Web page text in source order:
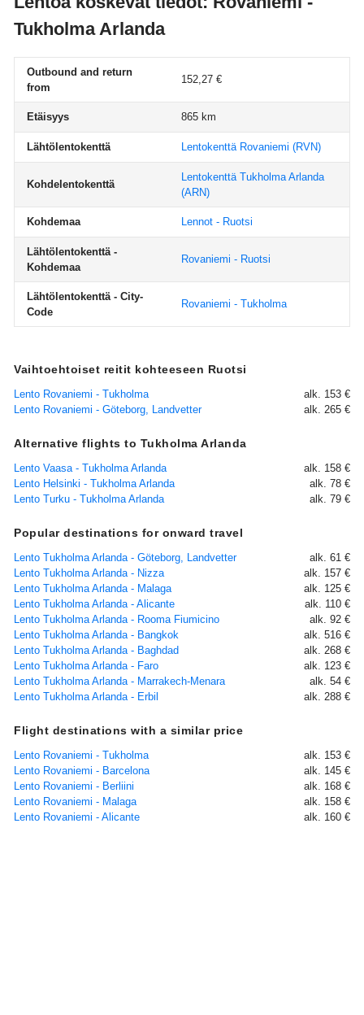
Tukholma Arlanda
Outbound and return
from
152,27 €
Etäisyys 865 km
Lähtölentokenttä Lentokenttä Rovaniemi (RVN)
Kohdelentokenttä
Lentokenttä Tukholma Arlanda
(ARN)
Kohdemaa Lennot - Ruotsi
Lähtölentokenttä -
Kohdemaa
Rovaniemi - Ruotsi
Lähtölentokenttä - City-
Code
Rovaniemi - Tukholma
Vaihtoehtoiset reitit kohteeseen Ruotsi
Lento Rovaniemi - Tukholma
alk. 153 €
Lento Rovaniemi - Göteborg, Landvetter
alk. 265 €
Alternative flights to Tukholma Arlanda
Lento Vaasa - Tukholma Arlanda
alk. 158 €
Lento Helsinki - Tukholma Arlanda
alk. 78 €
Lento Turku - Tukholma Arlanda
alk. 79 €
Popular destinations for onward travel
Lento Tukholma Arlanda - Göteborg, Landvetter
alk. 61 €
Lento Tukholma Arlanda - Nizza
alk. 157 €
Lento Tukholma Arlanda - Malaga
alk. 125 €
Lento Tukholma Arlanda - Alicante
alk. 110 €
Lento Tukholma Arlanda - Rooma Fiumicino
alk. 92 €
Lento Tukholma Arlanda - Bangkok
alk. 516 €
Lento Tukholma Arlanda - Baghdad
alk. 268 €
Lento Tukholma Arlanda - Faro
alk. 123 €
Lento Tukholma Arlanda - Marrakech-Menara
alk. 54 €
Lento Tukholma Arlanda - Erbil
alk. 288 €
Flight destinations with a similar price
Lento Rovaniemi - Tukholma
alk. 153 €
Lento Rovaniemi - Barcelona
alk. 145 €
Lento Rovaniemi - Berliini
alk. 168 €
Lento Rovaniemi - Malaga
alk. 158 €
Lento Rovaniemi - Alicante
alk. 160 €